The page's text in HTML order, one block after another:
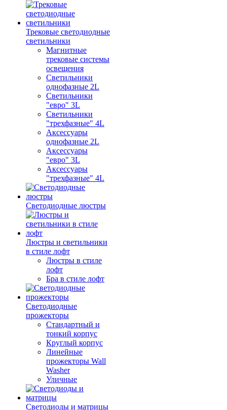
Трековые светодиодные
светильники
Магнитные
трековые системы
освещения
Светильники
однофазные 2L
Светильники
"евро" 3L
Светильники
"трехфазные" 4L
Аксессуары
однофазные 2L
Аксессуары
"евро" 3L
Аксессуары
"трехфазные" 4L
Светодиодные люстры
Люстры и светильники
в стиле лофт
Люстры в стиле
лофт
Бра в стиле лофт
Светодиодные
прожекторы
Стандартный и
тонкий корпус
Круглый корпус
Линейные
прожекторы Wall
Washer
Уличные
Светодиоды и матрицы